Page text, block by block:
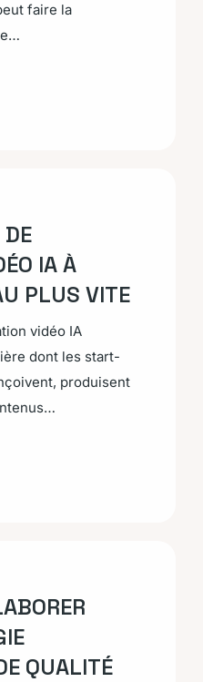
faire la
IA À
PLUS VITE
vidéo IA
dont les start-
produisent
QUALITÉ